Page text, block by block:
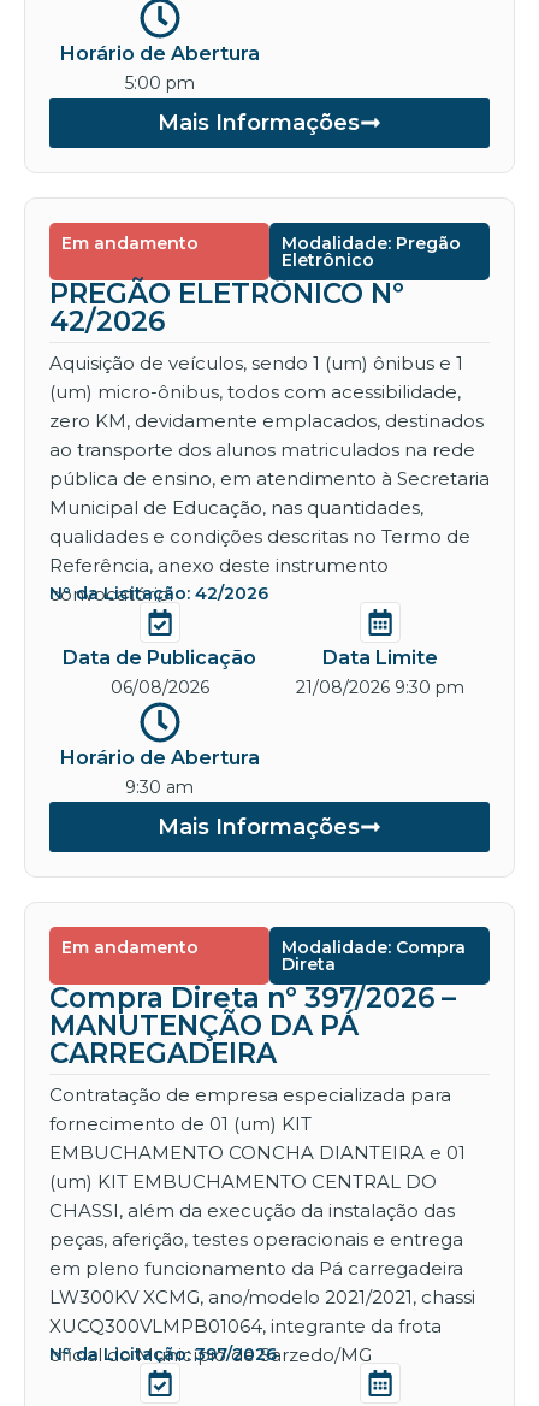
Horário de Abertura
5:00 pm
Mais Informações
Em andamento Modalidade: Pregão
Eletrônico
PREGÃO ELETRÔNICO Nº
42/2026
Aquisição de veículos, sendo 1 (um) ônibus e 1
(um) micro-ônibus, todos com acessibilidade,
zero KM, devidamente emplacados, destinados
ao transporte dos alunos matriculados na rede
pública de ensino, em atendimento à Secretaria
Municipal de Educação, nas quantidades,
qualidades e condições descritas no Termo de
Referência, anexo deste instrumento
convocatório.
Nº da Licitação: 42/2026
Data de Publicação
06/08/2026
Data Limite
21/08/2026 9:30 pm
Horário de Abertura
9:30 am
Mais Informações
Em andamento Modalidade: Compra
Direta
Compra Direta nº 397/2026 –
MANUTENÇÃO DA PÁ
CARREGADEIRA
Contratação de empresa especializada para
fornecimento de 01 (um) KIT
EMBUCHAMENTO CONCHA DIANTEIRA e 01
(um) KIT EMBUCHAMENTO CENTRAL DO
CHASSI, além da execução da instalação das
peças, aferição, testes operacionais e entrega
em pleno funcionamento da Pá carregadeira
LW300KV XCMG, ano/modelo 2021/2021, chassi
XUCQ300VLMPB01064, integrante da frota
oficial do Município de Sarzedo/MG
Nº da Licitação: 397/2026